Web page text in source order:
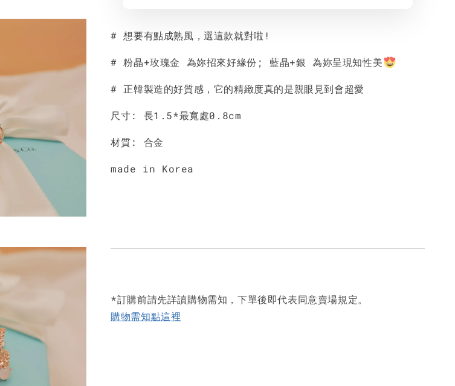
# 想要有點成熟風，選這款就對啦!
# 粉晶+玫瑰金 為妳招來好緣份; 藍晶+銀 為妳呈現知性美
# 正韓製造的好質感，它的精緻度真的是親眼見到會超愛
尺寸: 長1.5*最寬處0.8cm
材質: 合金
made in Korea
*訂購前請先詳讀購物需知，下單後即代表同意賣場規定。
購物需知點這裡